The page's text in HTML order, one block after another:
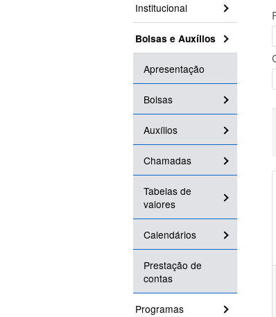
Institucional
Bolsas e Auxílios
Apresentação
Bolsas
Auxílios
Chamadas
Tabelas de
valores
Calendários
Prestação de
contas
Programas